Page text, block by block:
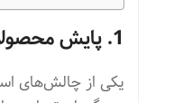
1. پایش محصولات کشاورزی و خاک
یکی از چالش‌های